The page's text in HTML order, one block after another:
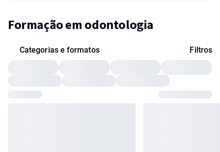
Formação em odontologia
Categorias e formatos Filtros